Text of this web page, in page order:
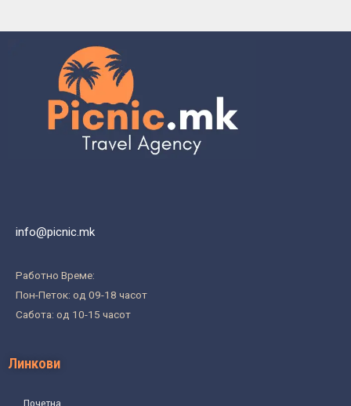
info@picnic.mk
Работно Време:
Пон-Петок: од 09-18 часот
Сабота: од 10-15 часот
Линкови
Почетна